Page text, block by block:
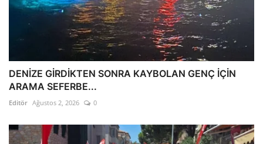
DENİZE GİRDİKTEN SONRA KAYBOLAN GENÇ İÇİN
ARAMA SEFERBE...
Editör Ağustos 2, 2026 0